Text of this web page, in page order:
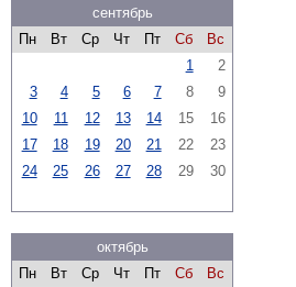
сентябрь
Пн
Вт Ср Чт Пт Сб
Вс
1
2
3
4 5 6 7 8
9
10
11 12 13 14 15
16
17
18 19 20 21 22
23
24
25 26 27 28 29 30
октябрь
Пн
Вт Ср Чт Пт Сб
Вс